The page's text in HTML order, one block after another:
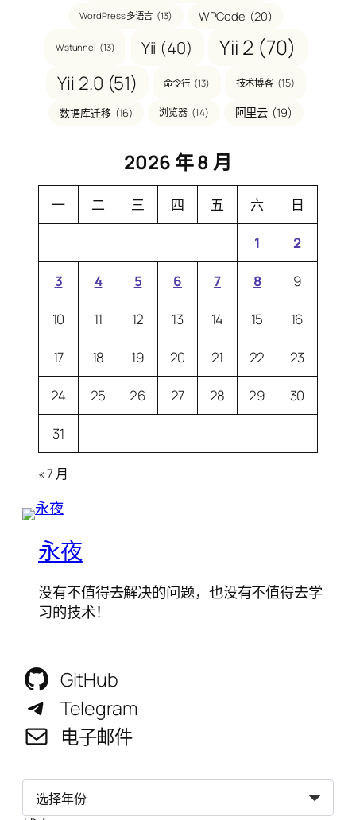
WordPress 多语言 (13) WPCode (20)
Wstunnel (13) Yii (40) Yii 2 (70)
Yii 2.0 (51) 命令行 (13) 技术博客 (15)
数据库迁移 (16) 浏览器 (14) 阿里云 (19)
2026 年 8 月
一 二 三 四 五 六 日
1 2
3 4 5 6 7 8 9
10 11 12 13 14 15 16
17 18 19 20 21 22 23
24 25 26 27 28 29 30
31
« 7 月
永夜
没有不值得去解决的问题，也没有不值得去学
习的技术！
GitHub
Telegram
电子邮件
归
档